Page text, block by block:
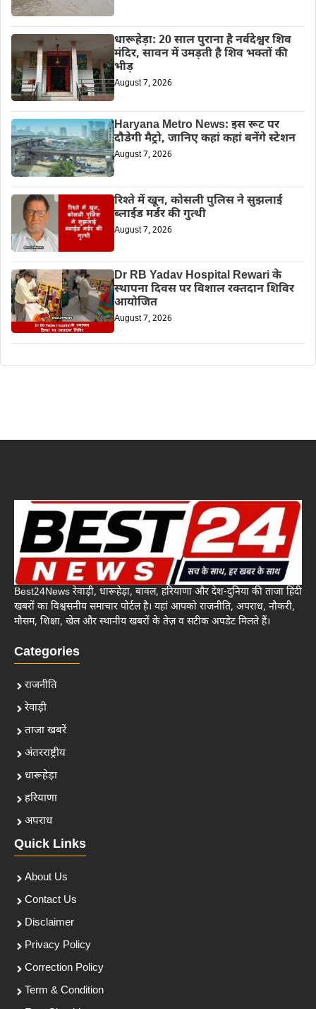
धारूहेड़ा: 20 साल पुराना है नर्वदेश्वर शिव
मंदिर, सावन में उमड़ती है शिव भक्तों की
भीड़
August 7, 2026
Haryana Metro News: इस रूट पर
दौडेगी मैट्रो, जानिए कहां कहां बनेंगे स्टेशन
August 7, 2026
रिश्ते में खून, कोसली पुलिस ने सुझलाई
ब्लाईड मर्डर की गुत्थी
August 7, 2026
Dr RB Yadav Hospital Rewari के
स्थापना दिवस पर विशाल रक्तदान शिविर
आयोजित
August 7, 2026
Best24News रेवाड़ी, धारूहेड़ा, बावल, हरियाणा और देश-दुनिया की ताजा हिंदी
खबरों का विश्वसनीय समाचार पोर्टल है। यहां आपको राजनीति, अपराध, नौकरी,
मौसम, शिक्षा, खेल और स्थानीय खबरों के तेज़ व सटीक अपडेट मिलते हैं।
Categories
राजनीति
रेवाड़ी
ताजा खबरें
अंतरराष्ट्रीय
धारूहेड़ा
हरियाणा
अपराध
Quick Links
About Us
Contact Us
Disclaimer
Privacy Policy
Correction Policy
Term & Condition